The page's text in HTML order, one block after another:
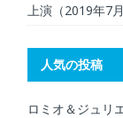
上演（2019年7月
人気の投稿
ロミオ＆ジュリ